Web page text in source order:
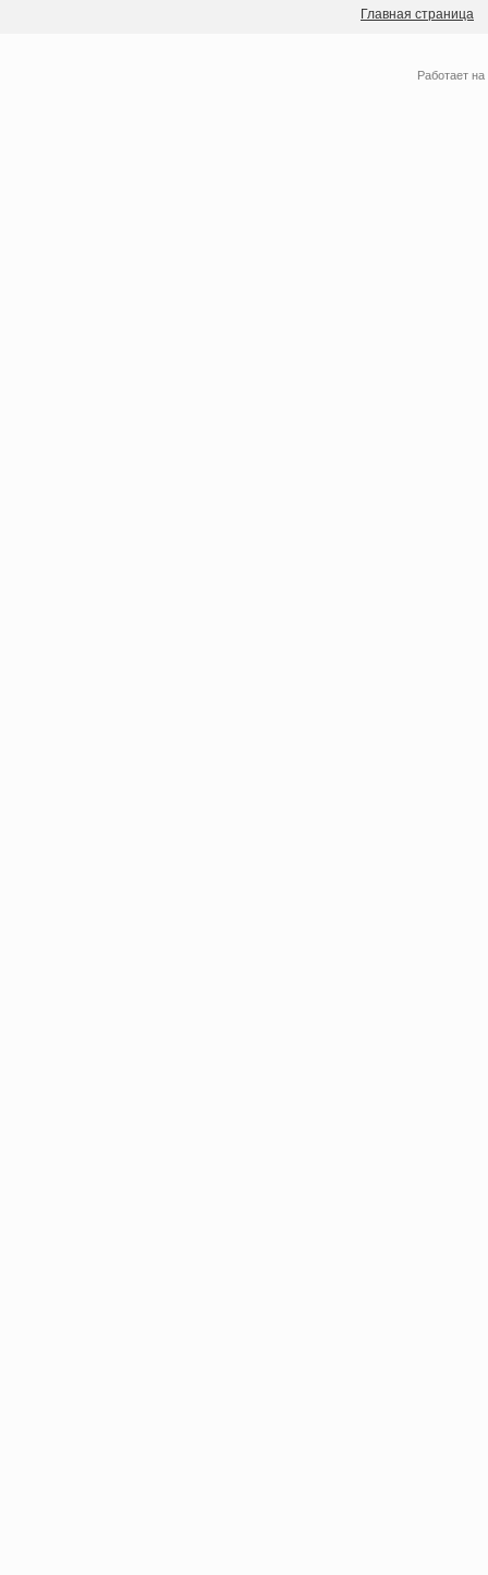
Главная страница
Работает